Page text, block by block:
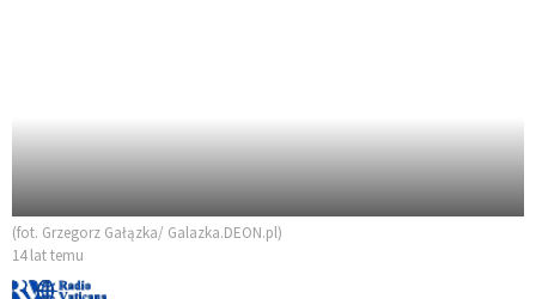
(fot. Grzegorz Gałązka/ Galazka.DEON.pl)
14 lat temu